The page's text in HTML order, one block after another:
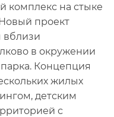
комплекс на стыке
проект
вблизи
в окружении
Концепция
жилых
детским
с